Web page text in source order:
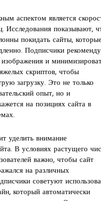
аспектом является
Исследования показывают,
покидать сайты, которые
Подписчики
и
скриптов, чтобы
загрузку. Это не только
опыт, но и
на позициях сайта в
уделить внимание
В условиях растущего
важно, чтобы сайт
на различных
советуют
который автоматически